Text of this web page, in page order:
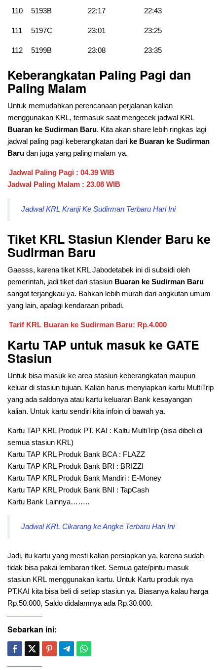
110 5193B 22:17 22:43
111 5197C 23:01 23:25
112 5199B 23:08 23:35
Keberangkatan Paling Pagi dan
Paling Malam
Untuk memudahkan perencanaan perjalanan kalian
menggunakan KRL, termasuk saat mengecek jadwal KRL
Buaran ke Sudirman Baru. Kita akan share lebih ringkas lagi
jadwal paling pagi keberangkatan dari ke Buaran ke Sudirman
Baru dan juga yang paling malam ya.
Jadwal Paling Pagi : 04.39 WIB
Jadwal Paling Malam : 23.08 WIB
Jadwal KRL Kranji Ke Sudirman Terbaru Hari Ini
Tiket KRL Stasiun Klender Baru ke
Sudirman Baru
Gaesss, karena tiket KRL Jabodetabek ini di subsidi oleh
pemerintah, jadi tiket dari stasiun Buaran ke Sudirman Baru
sangat terjangkau ya. Bahkan lebih murah dari angkutan umum
yang lain, apalagi kendaraan pribadi.
Tarif KRL Buaran ke Sudirman Baru: Rp.4.000
Kartu TAP untuk masuk ke GATE
Stasiun
Untuk bisa masuk ke area stasiun keberangkatan maupun
keluar di stasiun tujuan. Kalian harus menyiapkan kartu MultiTrip
yang ada saldonya atau kartu keluaran Bank kesayangan
kalian. Untuk kartu sendiri kita infoin di bawah ya.
Kartu TAP KRL Produk PT. KAI : Kaltu MultiTrip (bisa dibeli di
semua stasiun KRL)
Kartu TAP KRL Produk Bank BCA : FLAZZ
Kartu TAP KRL Produk Bank BRI : BRIZZI
Kartu TAP KRL Produk Bank Mandiri : E-Money
Kartu TAP KRL Produk Bank BNI : TapCash
Kartu Bank Lainnya……..
Jadwal KRL Cikarang ke Angke Terbaru Hari Ini
Jadi, itu kartu yang mesti kalian persiapkan ya, karena sudah
tidak bisa pakai lembaran tiket. Semua gate/pintu masuk
stasiun KRL menggunakan kartu. Untuk Kartu produk nya
PT.KAI kita bisa beli di setiap stasiun ya. Biasanya kalau harga
Rp.50.000, Saldo didalamnya ada Rp.30.000.
Sebarkan ini: